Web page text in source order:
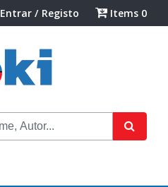
Entrar / Registo Items 0